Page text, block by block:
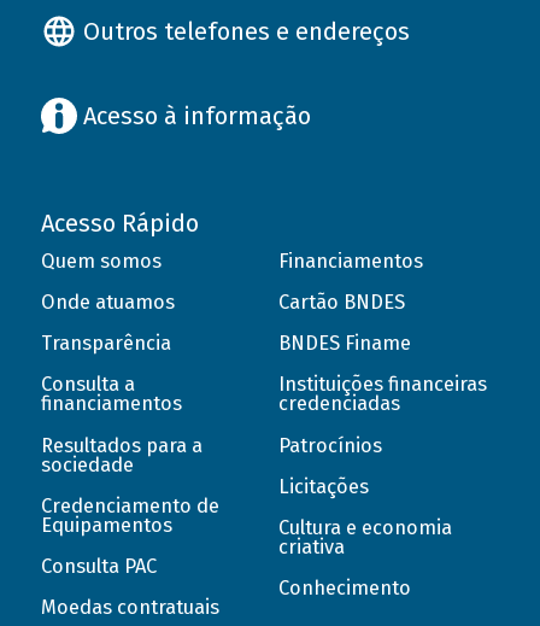
Outros telefones e endereços
Acesso à informação
Acesso Rápido
Quem somos
Onde atuamos
Transparência
Consulta a
financiamentos
Resultados para a
sociedade
Credenciamento de
Equipamentos
Consulta PAC
Moedas contratuais
Financiamentos
Cartão BNDES
BNDES Finame
Instituições financeiras
credenciadas
Patrocínios
Licitações
Cultura e economia
criativa
Conhecimento